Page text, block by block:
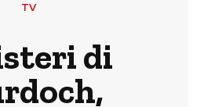
TV
di